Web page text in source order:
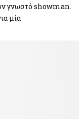
γνωστό showman.
μία